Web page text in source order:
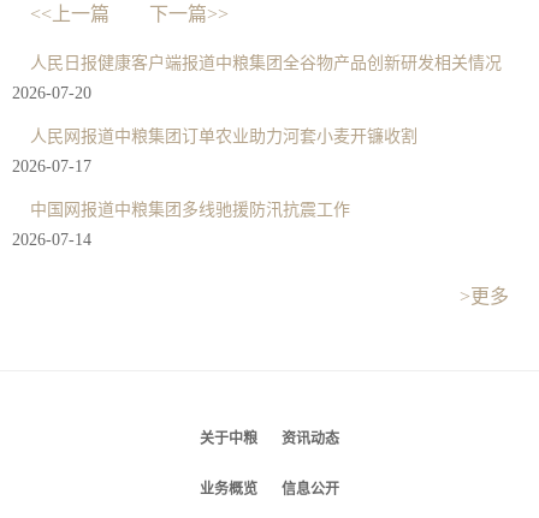
<<上一篇 下一篇>>
人民日报健康客户端报道中粮集团全谷物产品创新研发相关情况
2026-07-20
人民网报道中粮集团订单农业助力河套小麦开镰收割
2026-07-17
中国网报道中粮集团多线驰援防汛抗震工作
2026-07-14
>更多
关于中粮 资讯动态
业务概览 信息公开